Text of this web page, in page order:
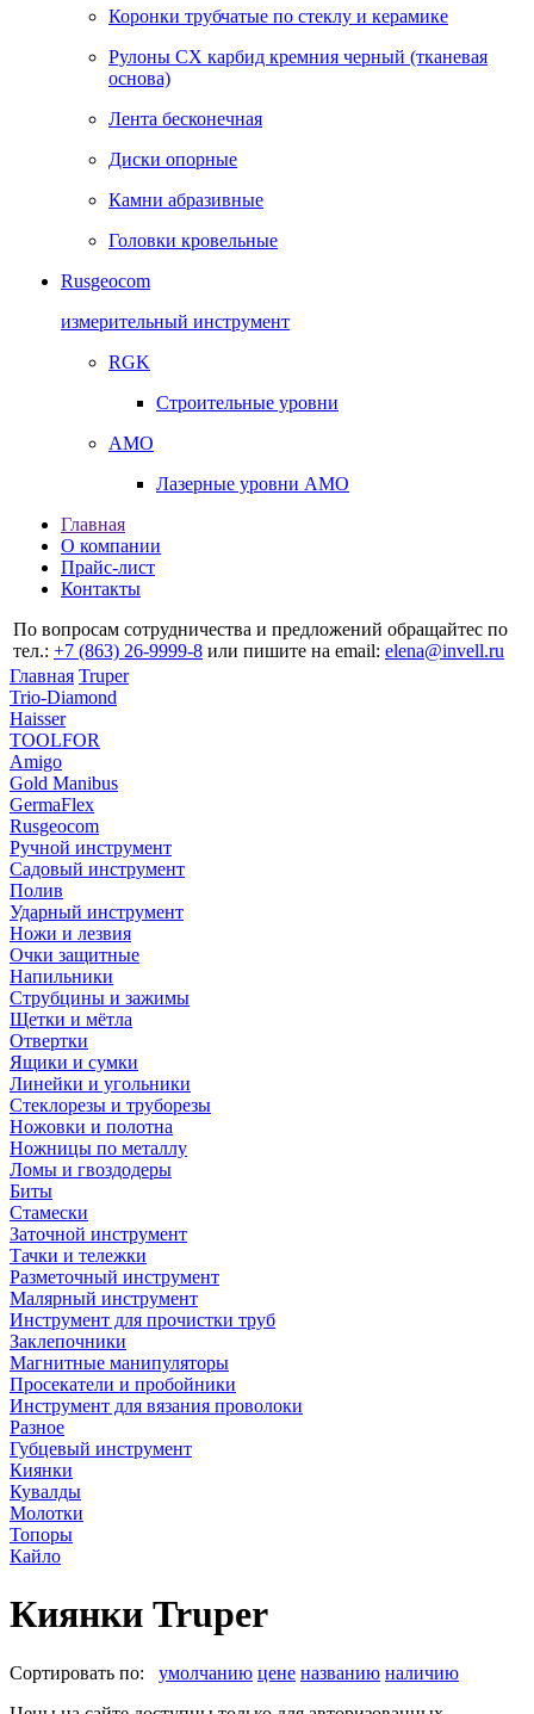
Коронки трубчатые по стеклу и керамике
Рулоны CX карбид кремния черный (тканевая
основа)
Лента бесконечная
Диски опорные
Камни абразивные
Головки кровельные
Rusgeocom
измерительный инструмент
RGK
Строительные уровни
AMO
Лазерные уровни AMO
Главная
О компании
Прайс-лист
Контакты
По вопросам сотрудничества и предложений обращайтес по
тел.: +7 (863) 26‐9999‐8 или пишите на email: elena@invell.ru
Главная Truper
Trio-Diamond
Haisser
TOOLFOR
Amigo
Gold Manibus
GermaFlex
Rusgeocom
Ручной инструмент
Садовый инструмент
Полив
Ударный инструмент
Ножи и лезвия
Очки защитные
Напильники
Струбцины и зажимы
Щетки и мётла
Отвертки
Ящики и сумки
Линейки и угольники
Стеклорезы и труборезы
Ножовки и полотна
Ножницы по металлу
Ломы и гвоздодеры
Биты
Стамески
Заточной инструмент
Тачки и тележки
Разметочный инструмент
Малярный инструмент
Инструмент для прочистки труб
Заклепочники
Магнитные манипуляторы
Просекатели и пробойники
Инструмент для вязания проволоки
Разное
Губцевый инструмент
Киянки
Кувалды
Молотки
Топоры
Кайло
Киянки Truper
Сортировать по: умолчанию цене названию наличию